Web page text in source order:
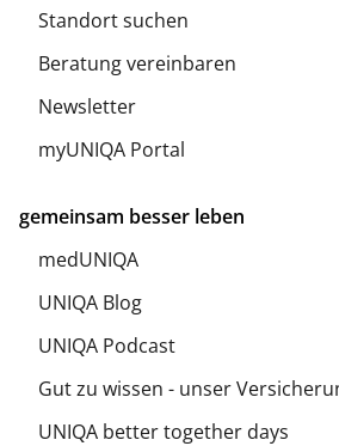
Standort suchen
Beratung vereinbaren
Newsletter
myUNIQA Portal
gemeinsam besser leben
medUNIQA
UNIQA Blog
UNIQA Podcast
Gut zu wissen - unser
UNIQA better together days